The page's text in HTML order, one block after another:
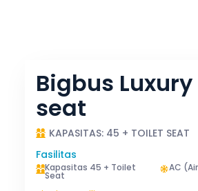
Bigbus
seat
KAPASITAS: 45 + TOILET SEAT
Fasilitas
Kapasitas 45 + Toilet
Seat
AC